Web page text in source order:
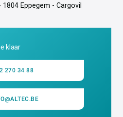
1804 Eppegem - Cargovil
klaar
270 34 88